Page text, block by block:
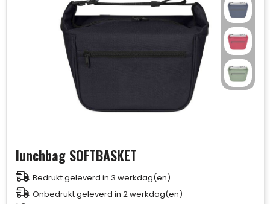
lunchbag SOFTBASKET
Bedrukt geleverd in 3 werkdag(en)
Onbedrukt geleverd in 2 werkdag(en)